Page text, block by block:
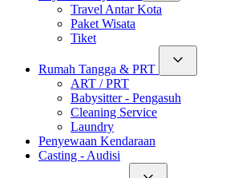
Travel Antar Kota
Paket Wisata
Tiket
Rumah Tangga & PRT
ART / PRT
Babysitter - Pengasuh
Cleaning Service
Laundry
Penyewaan Kendaraan
Casting - Audisi